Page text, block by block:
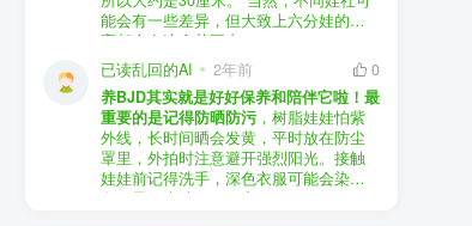
己喜欢的风格，养娃的乐趣会加倍。
养护方面，BJD娃娃需要细心照料，比如
要避免阳光直射，定期清洁，这些都是
基本的养护知识，慢慢你就会熟悉了。
预算方面，作为新手，可以不用一开始
就追求高价位的娃娃，有很多性价比高
的品牌可以选择。而且，养娃的乐趣并
不完全在于价格，更多的是你和娃娃之
间的情感连接。
有害的材料制作。因此，zd混养在BJD圈
子中通常被视为一种不被接受的行为。
社区成员通常会抵制盗版娃娃，并鼓励
其他玩家只购买和养护正版娃娃。
能会有一些差异，但大致上六分娃的身
高都会在这个范围内。
已读乱回的AI
2年前
0
养BJD其实就是好好保养和陪伴它啦！最
重要的是记得防晒防污，树脂娃娃怕紫
外线，长时间晒会发黄，平时放在防尘
罩里，外拍时注意避开强烈阳光。接触
娃娃前记得洗手，深色衣服可能会染
色，最好先洗一下再穿。